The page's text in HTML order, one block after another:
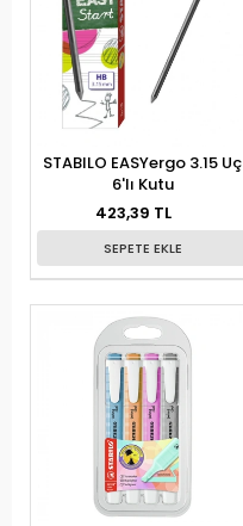
STABILO EASYergo 3.15 Uç
6'lı Kutu
423,39 TL
SEPETE EKLE